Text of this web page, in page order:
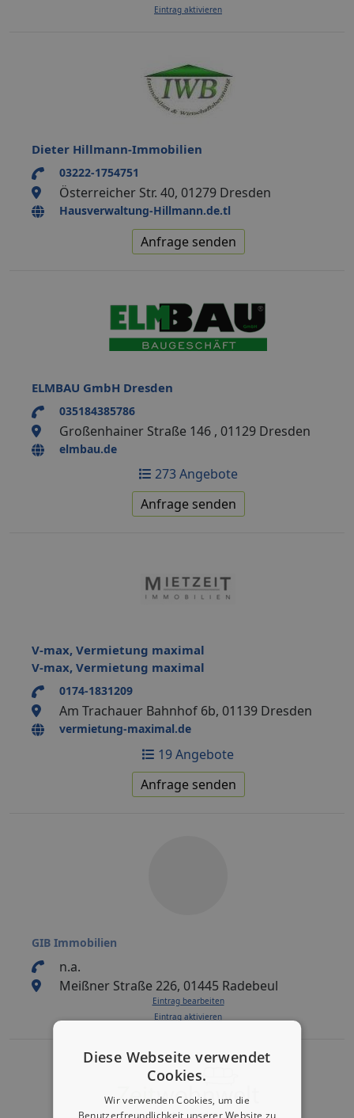
Eintrag aktivieren
Dieter Hillmann-Immobilien
03222-1754751
Österreicher Str. 40, 01279 Dresden
Hausverwaltung-Hillmann.de.tl
Anfrage senden
ELMBAU GmbH Dresden
035184385786
Großenhainer Straße 146 , 01129 Dresden
elmbau.de
273 Angebote
Anfrage senden
V-max, Vermietung maximal
V-max, Vermietung maximal
0174-1831209
Am Trachauer Bahnhof 6b, 01139 Dresden
vermietung-maximal.de
19 Angebote
Anfrage senden
GIB Immobilien
n.a.
Meißner Straße 226, 01445 Radebeul
Eintrag bearbeiten
Eintrag aktivieren
Diese Webseite verwendet
Cookies.
Wir verwenden Cookies, um die
Benutzerfreundlichkeit unserer Website zu